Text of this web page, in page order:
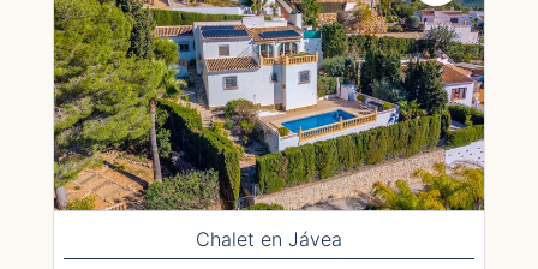
Chalet en Jávea